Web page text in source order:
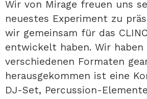
Wir von Mirage freuen uns
neuestes Experiment zu
wir gemeinsam für das
entwickelt haben. Wir haben
verschiedenen Formaten
herausgekommen ist eine
DJ-Set, Percussion-